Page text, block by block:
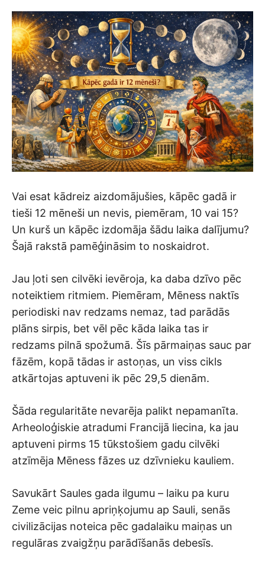
Vai esat kādreiz aizdomājušies, kāpēc gadā ir
tieši 12 mēneši un nevis, piemēram, 10 vai 15?
Un kurš un kāpēc izdomāja šādu laika dalījumu?
Šajā rakstā pamēģināsim to noskaidrot.
Jau ļoti sen cilvēki ievēroja, ka daba dzīvo pēc
noteiktiem ritmiem. Piemēram, Mēness naktīs
periodiski nav redzams nemaz, tad parādās
plāns sirpis, bet vēl pēc kāda laika tas ir
redzams pilnā spožumā. Šīs pārmaiņas sauc par
fāzēm, kopā tādas ir astoņas, un viss cikls
atkārtojas aptuveni ik pēc 29,5 dienām.
Šāda regularitāte nevarēja palikt nepamanīta.
Arheoloģiskie atradumi Francijā liecina, ka jau
aptuveni pirms 15 tūkstošiem gadu cilvēki
atzīmēja Mēness fāzes uz dzīvnieku kauliem.
Savukārt Saules gada ilgumu – laiku pa kuru
Zeme veic pilnu apriņķojumu ap Sauli, senās
civilizācijas noteica pēc gadalaiku maiņas un
regulāras zvaigžņu parādīšanās debesīs.